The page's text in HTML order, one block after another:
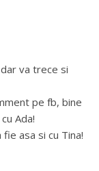
va trece si
pe fb, bine
Ada!
asa si cu Tina!